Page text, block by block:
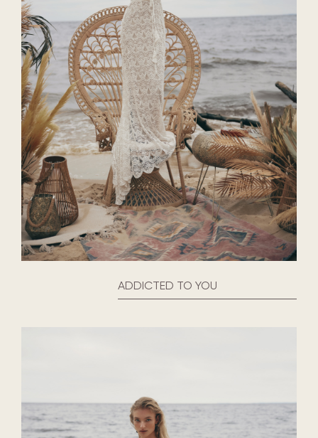
ADDICTED TO YOU